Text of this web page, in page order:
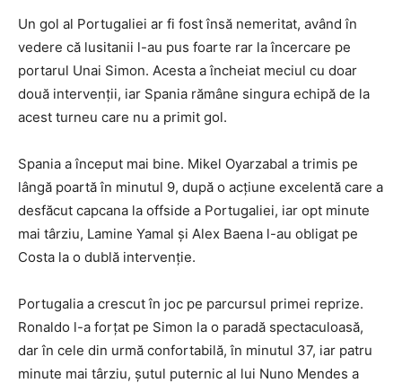
Un gol al Portugaliei ar fi fost însă nemeritat, având în
vedere că lusitanii l-au pus foarte rar la încercare pe
portarul Unai Simon. Acesta a încheiat meciul cu doar
două intervenții, iar Spania rămâne singura echipă de la
acest turneu care nu a primit gol.
Spania a început mai bine. Mikel Oyarzabal a trimis pe
lângă poartă în minutul 9, după o acțiune excelentă care a
desfăcut capcana la offside a Portugaliei, iar opt minute
mai târziu, Lamine Yamal și Alex Baena l-au obligat pe
Costa la o dublă intervenție.
Portugalia a crescut în joc pe parcursul primei reprize.
Ronaldo l-a forțat pe Simon la o paradă spectaculoasă,
dar în cele din urmă confortabilă, în minutul 37, iar patru
minute mai târziu, șutul puternic al lui Nuno Mendes a